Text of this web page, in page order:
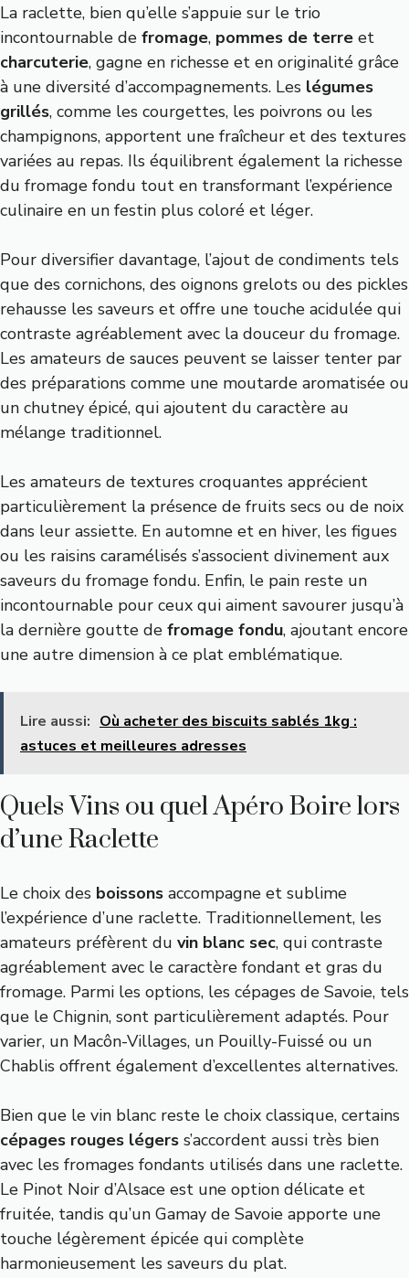
La raclette, bien qu’elle s’appuie sur le trio
incontournable de fromage, pommes de terre et
charcuterie, gagne en richesse et en originalité grâce
à une diversité d’accompagnements. Les légumes
grillés, comme les courgettes, les poivrons ou les
champignons, apportent une fraîcheur et des textures
variées au repas. Ils équilibrent également la richesse
du fromage fondu tout en transformant l’expérience
culinaire en un festin plus coloré et léger.
Pour diversifier davantage, l’ajout de condiments tels
que des cornichons, des oignons grelots ou des pickles
rehausse les saveurs et offre une touche acidulée qui
contraste agréablement avec la douceur du fromage.
Les amateurs de sauces peuvent se laisser tenter par
des préparations comme une moutarde aromatisée ou
un chutney épicé, qui ajoutent du caractère au
mélange traditionnel.
Les amateurs de textures croquantes apprécient
particulièrement la présence de fruits secs ou de noix
dans leur assiette. En automne et en hiver, les figues
ou les raisins caramélisés s’associent divinement aux
saveurs du fromage fondu. Enfin, le pain reste un
incontournable pour ceux qui aiment savourer jusqu’à
la dernière goutte de fromage fondu, ajoutant encore
une autre dimension à ce plat emblématique.
Lire aussi: Où acheter des biscuits sablés 1kg :
astuces et meilleures adresses
Quels Vins ou quel Apéro Boire lors
d’une Raclette
Le choix des boissons accompagne et sublime
l’expérience d’une raclette. Traditionnellement, les
amateurs préfèrent du vin blanc sec, qui contraste
agréablement avec le caractère fondant et gras du
fromage. Parmi les options, les cépages de Savoie, tels
que le Chignin, sont particulièrement adaptés. Pour
varier, un Macôn-Villages, un Pouilly-Fuissé ou un
Chablis offrent également d’excellentes alternatives.
Bien que le vin blanc reste le choix classique, certains
cépages rouges légers s’accordent aussi très bien
avec les fromages fondants utilisés dans une raclette.
Le Pinot Noir d’Alsace est une option délicate et
fruitée, tandis qu’un Gamay de Savoie apporte une
touche légèrement épicée qui complète
harmonieusement les saveurs du plat.